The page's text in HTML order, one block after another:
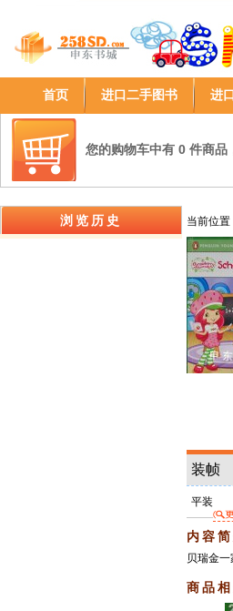
首页 进口二手图书 进
您的购物车中有 0 件商品
浏览历史 当前位置
装帧
平装
内容
贝瑞金
商品